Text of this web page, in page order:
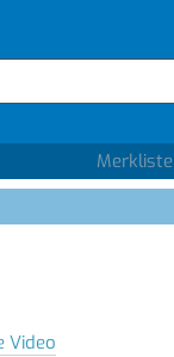
Merkliste
Video